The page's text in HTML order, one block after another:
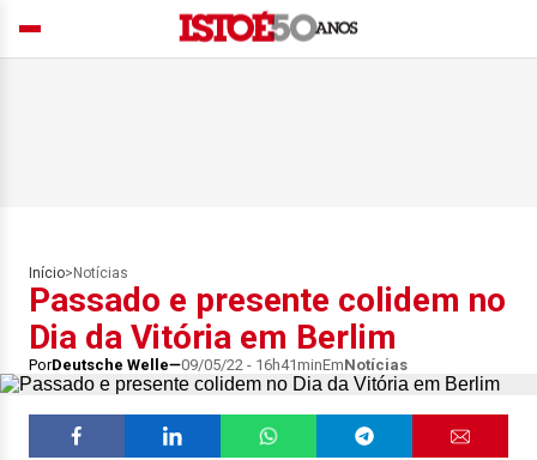
Início> Notícias
Passado e presente colidem no
Dia da Vitória em Berlim
PorDeutsche Welle 09/05/22 - 16h41minEmNotícias